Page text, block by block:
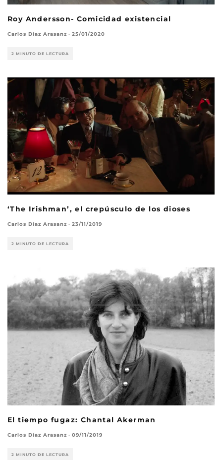
Roy Andersson- Comicidad existencial
Carlos Díaz Arasanz · 25/01/2020
2 MINUTO DE LECTURA
‘The Irishman’, el crepúsculo de los dioses
Carlos Díaz Arasanz · 23/11/2019
2 MINUTO DE LECTURA
El tiempo fugaz: Chantal Akerman
Carlos Díaz Arasanz · 09/11/2019
2 MINUTO DE LECTURA